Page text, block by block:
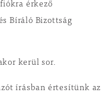
érkező
Bíráló Bizottság
kerül sor.
írásban értesítünk az